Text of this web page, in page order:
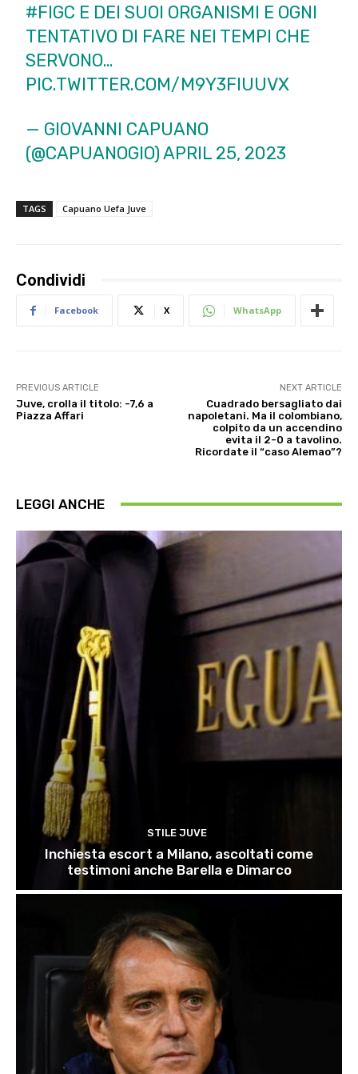
#FIGC E DEI SUOI ORGANISMI E OGNI
TENTATIVO DI FARE NEI TEMPI CHE
SERVONO…
PIC.TWITTER.COM/M9Y3FIUUVX
— GIOVANNI CAPUANO
(@CAPUANOGIO)APRIL 25, 2023
TAGS Capuano Uefa Juve
Condividi
Facebook X WhatsApp
PREVIOUS ARTICLE
Juve, crolla il titolo: -7,6 a
Piazza Affari
NEXT ARTICLE
Cuadrado bersagliato dai
napoletani. Ma il colombiano,
colpito da un accendino
evita il 2-0 a tavolino.
Ricordate il “caso Alemao”?
LEGGI ANCHE
STILE JUVE
Inchiesta escort a Milano, ascoltati come
testimoni anche Barella e Dimarco